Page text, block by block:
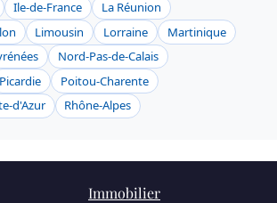
Ile-de-France
La Réunion
Limousin Lorraine
Martinique
Nord-Pas-de-Calais
Picardie
Poitou-Charente
d'Azur
Rhône-Alpes
Immobilier